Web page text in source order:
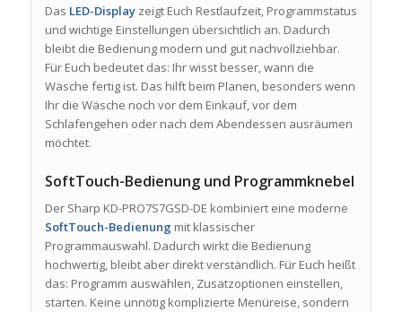
Das LED-Displayzeigt Euch Restlaufzeit, Programmstatus
und wichtige Einstellungen übersichtlich an. Dadurch
bleibt die Bedienung modern und gut nachvollziehbar.
Für Euch bedeutet das: Ihr wisst besser, wann die
Wäsche fertig ist. Das hilft beim Planen, besonders wenn
Ihr die Wäsche noch vor dem Einkauf, vor dem
Schlafengehen oder nach dem Abendessen ausräumen
möchtet.
SoftTouch-Bedienung und Programmknebel
Der Sharp KD-PRO7S7GSD-DE kombiniert eine moderne
SoftTouch-Bedienung mit klassischer
Programmauswahl. Dadurch wirkt die Bedienung
hochwertig, bleibt aber direkt verständlich. Für Euch heißt
das: Programm auswählen, Zusatzoptionen einstellen,
starten. Keine unnötig komplizierte Menüreise, sondern